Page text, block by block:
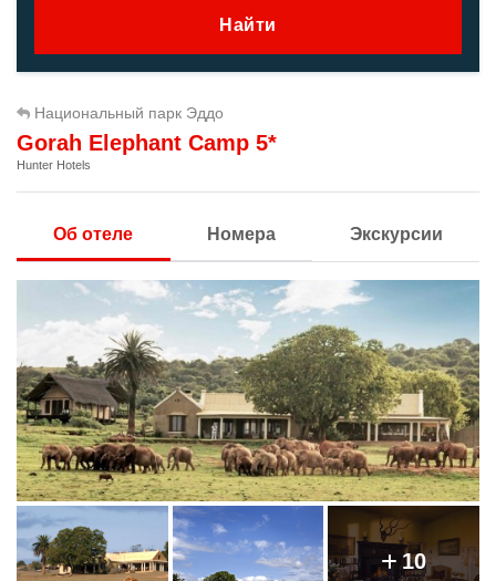
Найти
Национальный парк Эддо
Gorah Elephant Camp 5*
Hunter Hotels
Об отеле Номера Экскурсии
10